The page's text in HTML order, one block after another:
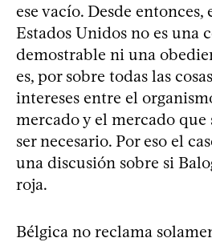
ese vacío. Desde
Estados Unidos no es una
demostrable ni una
es, por sobre todas las
intereses entre el
mercado y el mercado que
ser necesario. Por eso el
una discusión sobre si
roja.
Bélgica no reclama